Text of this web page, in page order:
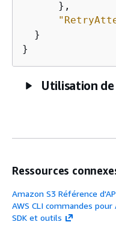
      },
  }
Utilisation de
Ressources
Amazon S3 Référence
AWS CLI commandes pour
SDK et outils